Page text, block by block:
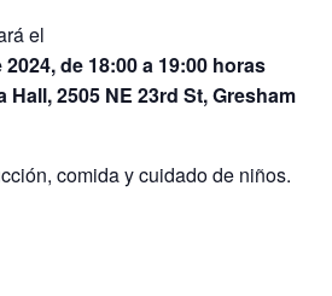
el
de 18:00 a 19:00 horas
Hall, 2505 NE 23rd St, Gresham
comida y cuidado de niños.